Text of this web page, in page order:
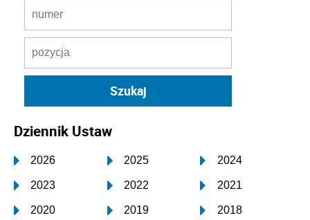
Dziennik Ustaw
2026 2025 2024
2023 2022 2021
2020 2019 2018